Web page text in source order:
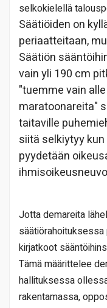
selkokielellä
Säätiöiden on
periaatteitaan,
Säätiön
vain yli 190 cm
"tuemme vain
maratoonareita"
taitaville
siitä selkiytyy
pyydetään
Jotta demareita
kirjatkoot
Tämä määrittelee
hallituksessa
rakentamassa,